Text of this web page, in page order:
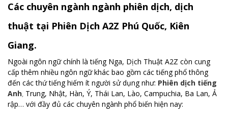
Các chuyên ngành ngành phiên dịch, dịch
thuật tại Phiên Dịch A2Z Phú Quốc, Kiên
Giang.
Ngoài ngôn ngữ chính là tiếng Nga, Dịch Thuật A2Z còn cung
cấp thêm nhiều ngôn ngữ khác bao gồm các tiếng phổ thông
đến các thứ tiếng hiếm ít người sử dụng như: Phiên dịch tiếng
Anh, Trung, Nhật, Hàn, Ý, Thái Lan, Lào, Campuchia, Ba Lan, Ả
rập… với đầy đủ các chuyên ngành phổ biến hiện nay: